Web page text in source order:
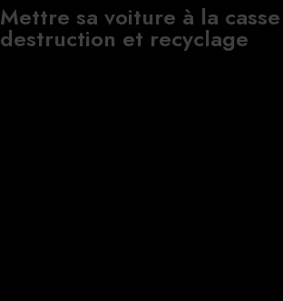
Mettre sa voiture à la
destruction et recyclage